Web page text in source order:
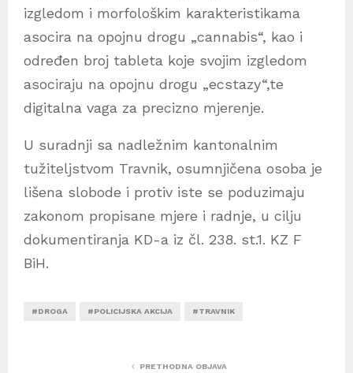
izgledom i morfološkim karakteristikama
asocira na opojnu drogu „cannabis“, kao i
određen broj tableta koje svojim izgledom
asociraju na opojnu drogu „ecstazy“,te
digitalna vaga za precizno mjerenje.
U suradnji sa nadležnim kantonalnim
tužiteljstvom Travnik, osumnjičena osoba je
lišena slobode i protiv iste se poduzimaju
zakonom propisane mjere i radnje, u cilju
dokumentiranja KD-a iz čl. 238. st.1. KZ F
BiH.
#DROGA #POLICIJSKA AKCIJA #TRAVNIK
PRETHODNA OBJAVA